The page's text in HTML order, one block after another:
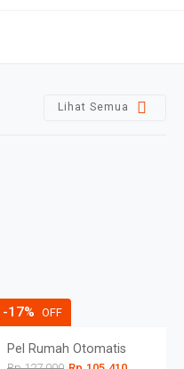
Lihat Semua
-17% OFF
Pel Rumah Otomatis